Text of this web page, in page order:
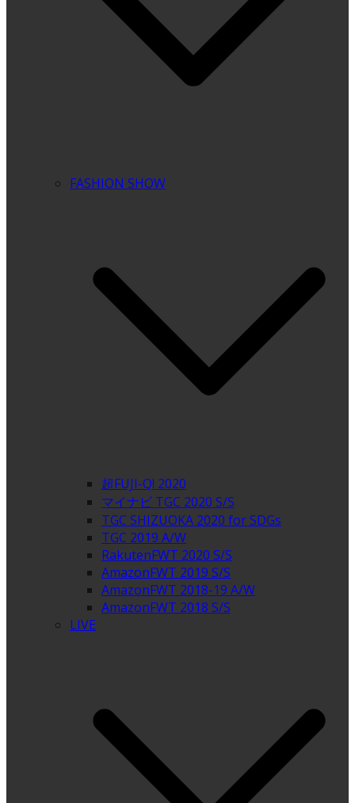
FASHION SHOW
超FUJI-Q! 2020
マイナビ TGC 2020 S/S
TGC SHIZUOKA 2020 for SDGs
TGC 2019 A/W
RakutenFWT 2020 S/S
AmazonFWT 2019 S/S
AmazonFWT 2018-19 A/W
AmazonFWT 2018 S/S
LIVE